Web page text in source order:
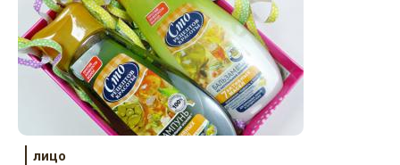
лицо